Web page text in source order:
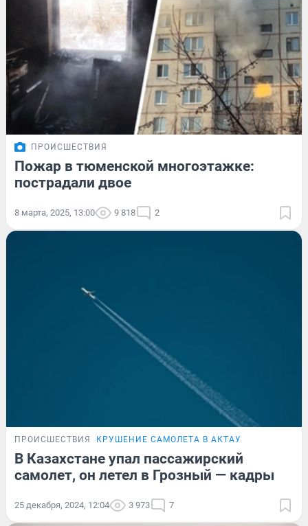
ПРОИСШЕСТВИЯ
Пожар в тюменской многоэтажке:
пострадали двое
8 марта, 2025, 13:00 9 818 2
ПРОИСШЕСТВИЯ КРУШЕНИЕ САМОЛЕТА В АКТАУ
В Казахстане упал пассажирский
самолет, он летел в Грозный — кадры
25 декабря, 2024, 12:04 3 973 7